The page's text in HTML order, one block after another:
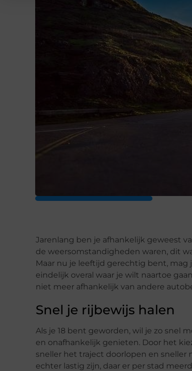
Jarenlang ben je afhankelijk geweest
de weersomstandigheden waren, dit
Maar nu je leeftijd gerechtig bent,
eindelijk overal waar je wilt naartoe
niet meer afhankelijk van andere
Snel je rijbewijs halen
Als je 18 bent geworden, wil je zo snel
en onafhankelijk genieten. Door het
sneller het traject doorlopen en sneller
echter lastig zijn, daar er per stad